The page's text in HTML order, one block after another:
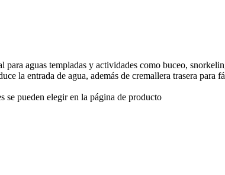
para aguas templadas y actividades como buceo,
la entrada de agua, además de cremallera trasera para
se pueden elegir en la página de producto